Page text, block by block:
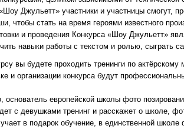
Джульетт» участники и участницы смогут,
чтобы стать на время героями известного
и проведения Конкурса «Шоу Джульетт»
навыки работы с текстом и ролью, сыграть
вы будете проходить тренинги по
и организации конкурса будут
основатель европейской школы фото
с девушками тренинг и расскажет о школе,
в подарок обучение, в единственной школе